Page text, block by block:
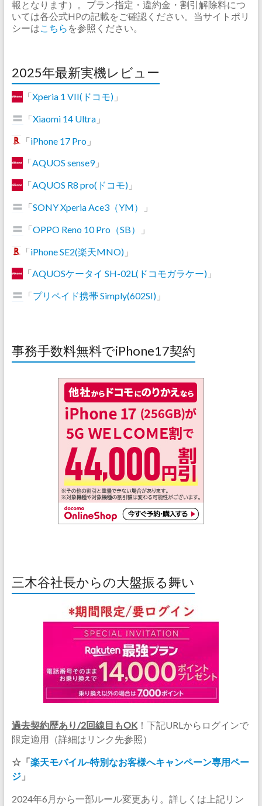
報となります）。プラン指定・違約金・割引解除料につ
いては各公式HPの記載をご確認ください。当サイトポリ
シーは こちら を参照ください。
2025年最新実機レビュー
「Xperia 1 VII(ドコモ)」
「Xiaomi 14 Ultra」
「iPhone 17 Pro」
「AQUOS sense9」
「AQUOS R8 pro(ドコモ)」
「SONY Xperia Ace3（YM）
」
「OPPO Reno 10 Pro（SB）
」
「iPhone SE2(楽天MNO)」
「AQUOSケータイ SH-02L(ドコモガラケー)」
「プリペイド携帯 Simply(602SI)」
事務手数料無料でiPhone17契約
三木谷社長からの大盤振る舞い
過去契約歴あり/2回線目もOK！下記URLからログインで
限定適用（詳細はリンク先参照）
☆「楽天モバイル-特別なお客様へキャンペーン専用ペー
ジ」
2024年6月から一部ルール変更あり。詳しくは上記リン